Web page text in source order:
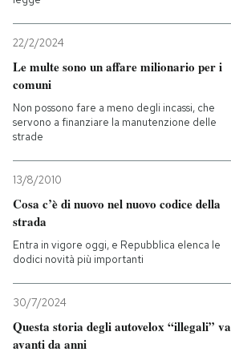
22/2/2024
Le multe sono un affare milionario per i
comuni
Non possono fare a meno degli incassi, che
servono a finanziare la manutenzione delle
strade
13/8/2010
Cosa c’è di nuovo nel nuovo codice della
strada
Entra in vigore oggi, e Repubblica elenca le
dodici novità più importanti
30/7/2024
Questa storia degli autovelox “illegali” va
avanti da anni